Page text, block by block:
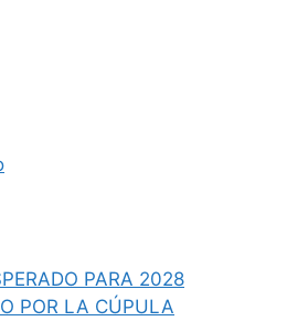
PARA 2028
POR LA CÚPULA